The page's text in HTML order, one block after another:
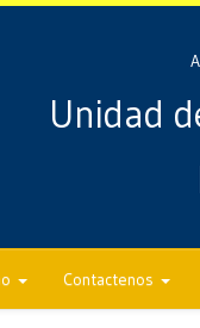
Unidad
Contactenos